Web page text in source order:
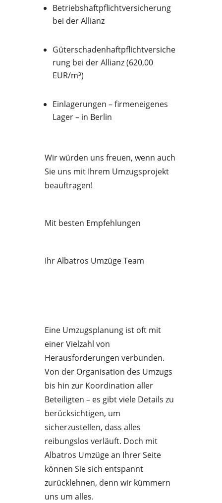
Betriebshaftpflichtversicherung
bei der Allianz
Güterschadenhaftpflichtversiche
rung bei der Allianz (620,00
EUR/m³)
Einlagerungen – firmeneigenes
Lager – in Berlin
Wir würden uns freuen, wenn auch
Sie uns mit Ihrem Umzugsprojekt
beauftragen!
Mit besten Empfehlungen
Ihr Albatros Umzüge Team
Eine Umzugsplanung ist oft mit
einer Vielzahl von
Herausforderungen verbunden.
Von der Organisation des Umzugs
bis hin zur Koordination aller
Beteiligten – es gibt viele Details zu
berücksichtigen, um
sicherzustellen, dass alles
reibungslos verläuft. Doch mit
Albatros Umzüge an Ihrer Seite
können Sie sich entspannt
zurücklehnen, denn wir kümmern
uns um alles.